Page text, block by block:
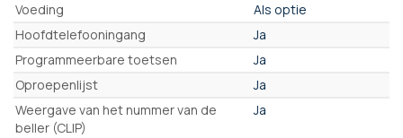
Voeding
Als optie
Hoofdtelefooningang
Ja
Programmeerbare toetsen
Ja
Oproepenlijst
Ja
Weergave van het nummer van de
beller (CLIP)
Ja